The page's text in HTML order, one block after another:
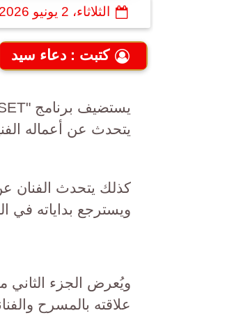
الثلاثاء، 2 يونيو 2026
كتبت : دعاء سيد
يتحدث عن أعماله
كذلك يتحدث الفنان
ويسترجع بداياته في
علاقته بالمسرح